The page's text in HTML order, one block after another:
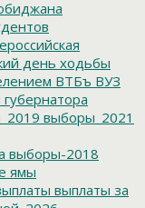
день ходьбы
ВТБъ ВУЗ
выборы_2021
выборы-2018
ямы
выплаты за